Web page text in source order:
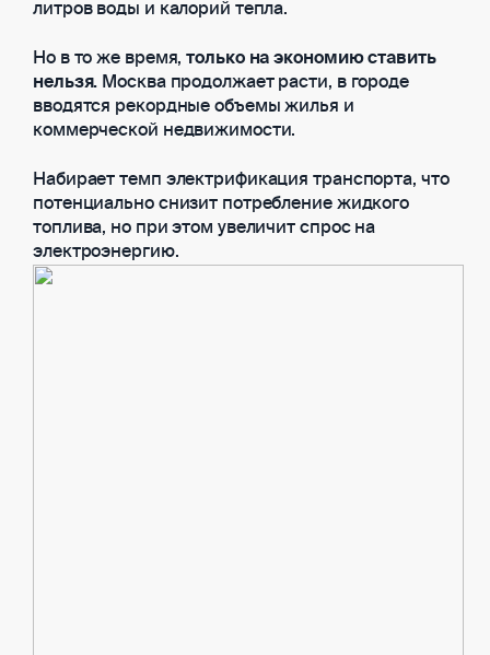
литров воды и калорий тепла.
Но в то же время,только на экономию ставить
нельзя. Москва продолжает расти, в городе
вводятся рекордные объемы жилья и
коммерческой недвижимости.
Набирает темп электрификация транспорта, что
потенциально снизит потребление жидкого
топлива, но при этом увеличит спрос на
электроэнергию.